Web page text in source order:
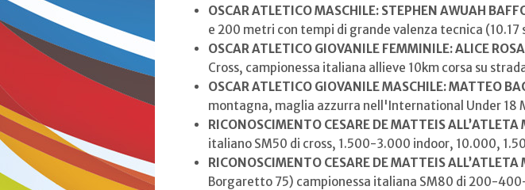
OSCAR ATLETICO MASCHILE: STEPHEN AWUAH
e 200 metri con tempi di grande valenza tecnica (10.17
OSCAR ATLETICO GIOVANILE FEMMINILE: ALICE
Cross, campionessa italiana allieve 10km corsa su
OSCAR ATLETICO GIOVANILE MASCHILE: MATTEO
montagna, maglia azzurra nell'International Under 18
RICONOSCIMENTO CESARE DE MATTEIS
italiano SM50 di cross, 1.500-3.000 indoor, 10.000,
RICONOSCIMENTO CESARE DE MATTEIS
Borgaretto 75) campionessa italiana SM80 di 200-